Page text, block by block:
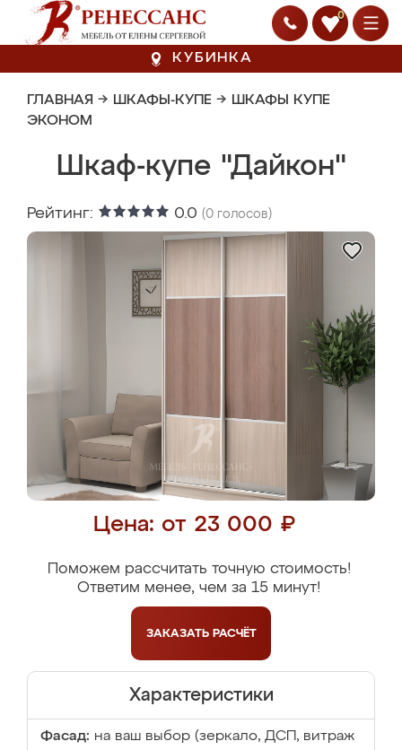
0
КУБИНКА
ГЛАВНАЯ → ШКАФЫ-КУПЕ → ШКАФЫ КУПЕ
ЭКОНОМ
Шкаф-купе "Дайкон"
Рейтинг: 0.0 (0 голосов)
Цена: от 23 000 ₽
Поможем рассчитать точную стоимость!
Ответим менее, чем за 15 минут!
ЗАКАЗАТЬ РАСЧЁТ
Характеристики
Фасад: на ваш выбор (зеркало, ДСП, витраж